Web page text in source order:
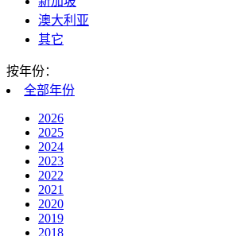
澳大利亚
其它
按年份：
全部年份
2026
2025
2024
2023
2022
2021
2020
2019
2018